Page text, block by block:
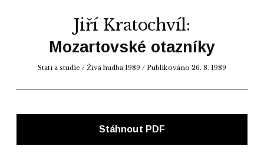
Jiří Kratochvíl:
Mozartovské otazníky
Stati a studie / Živá hudba 1989 / Publikováno 26. 8. 1989
Stáhnout PDF